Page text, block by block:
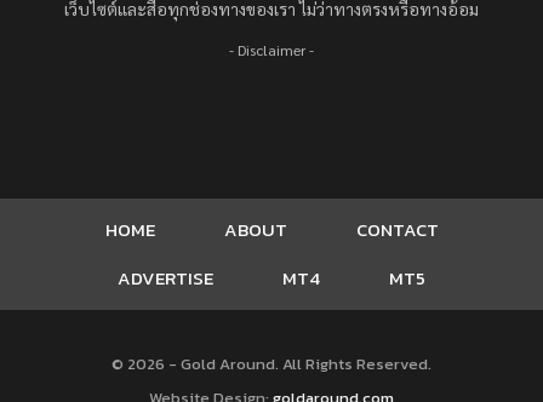
เว็บไซต์และสื่อทุกช่องทางของเรา ไม่ว่าทางตรงหรือทางอ้อม
- Disclaimer -
HOME ABOUT
CONTACT
ADVERTISE
MT4 MT5
© 2026 - Gold Around. All Rights Reserved.